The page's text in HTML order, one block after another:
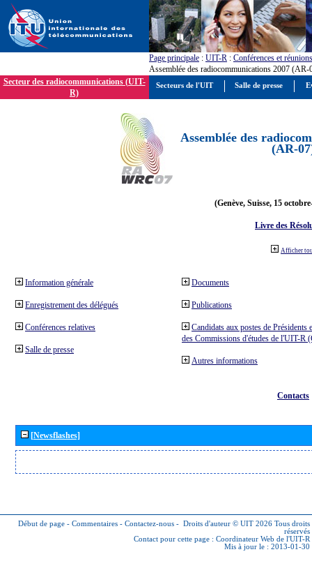
Page principale : UIT-R : Conférences et réunions
Assemblée des radiocommunications 2007 (AR-
Secteur des radiocommunications (UIT-
R)
Assemblée des
(AR-
(Genève, Suisse, 15
Livre des
Afficher
Information générale
Enregistrement des délégués
Conférences relatives
Salle de presse
Documents
Publications
Candidats aux postes de Présidents
des Commissions d'études de l'UIT-R
Autres informations
Contacts
[Newsflashes]
Début de page - Commentaires - Contactez-nous - Droits d'auteur © UIT 2026 Tous droits
réservés
Contact pour cette page : Coordinateur Web de l'UIT-R
Mis à jour le : 2013-01-30
Secteurs de l'UIT Salle de presse